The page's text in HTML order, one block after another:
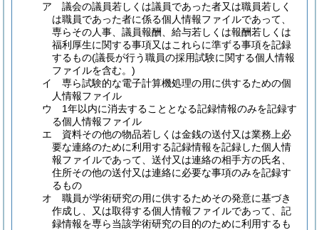
ア
議会の議員若しくは議員であった者又は職員若しく
は職員であった者に係る個人情報ファイルであって、
専らその人事、議員報酬、給与若しくは報酬若しくは
福利厚生に関する事項又はこれらに準ずる事項を記録
するもの(議長が行う職員の採用試験に関する個人情報
ファイルを含む。)
イ
専ら試験的な電子計算機処理の用に供するための個
人情報ファイル
ウ
1年以内に消去することとなる記録情報のみを記録す
る個人情報ファイル
エ
資料その他の物品若しくは金銭の送付又は業務上必
要な連絡のために利用する記録情報を記録した個人情
報ファイルであって、送付又は連絡の相手方の氏名、
住所その他の送付又は連絡に必要な事項のみを記録す
るもの
オ
職員が学術研究の用に供するためその発意に基づき
作成し、又は取得する個人情報ファイルであって、記
録情報を専ら当該学術研究の目的のために利用するも